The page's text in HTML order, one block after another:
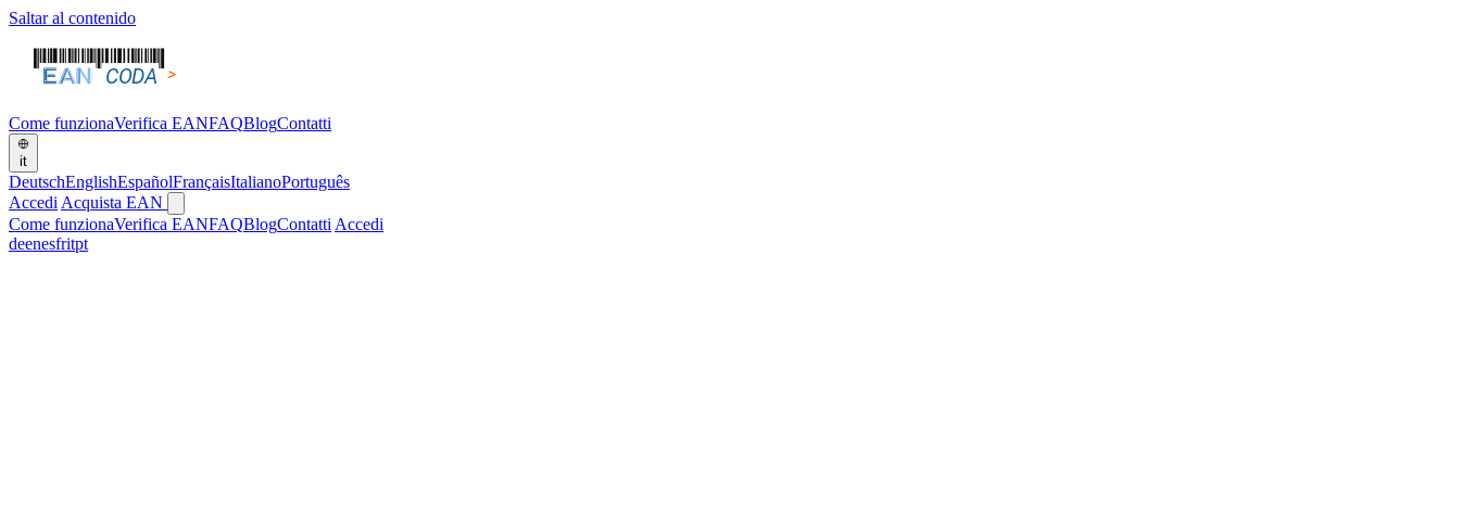
Saltar al contenido
Come funzionaVerifica EANFAQBlogContatti
it
DeutschEnglishEspañolFrançaisItalianoPortuguês
Accedi Acquista EAN
Come funzionaVerifica EANFAQBlogContatti Accedi
deenesfritpt